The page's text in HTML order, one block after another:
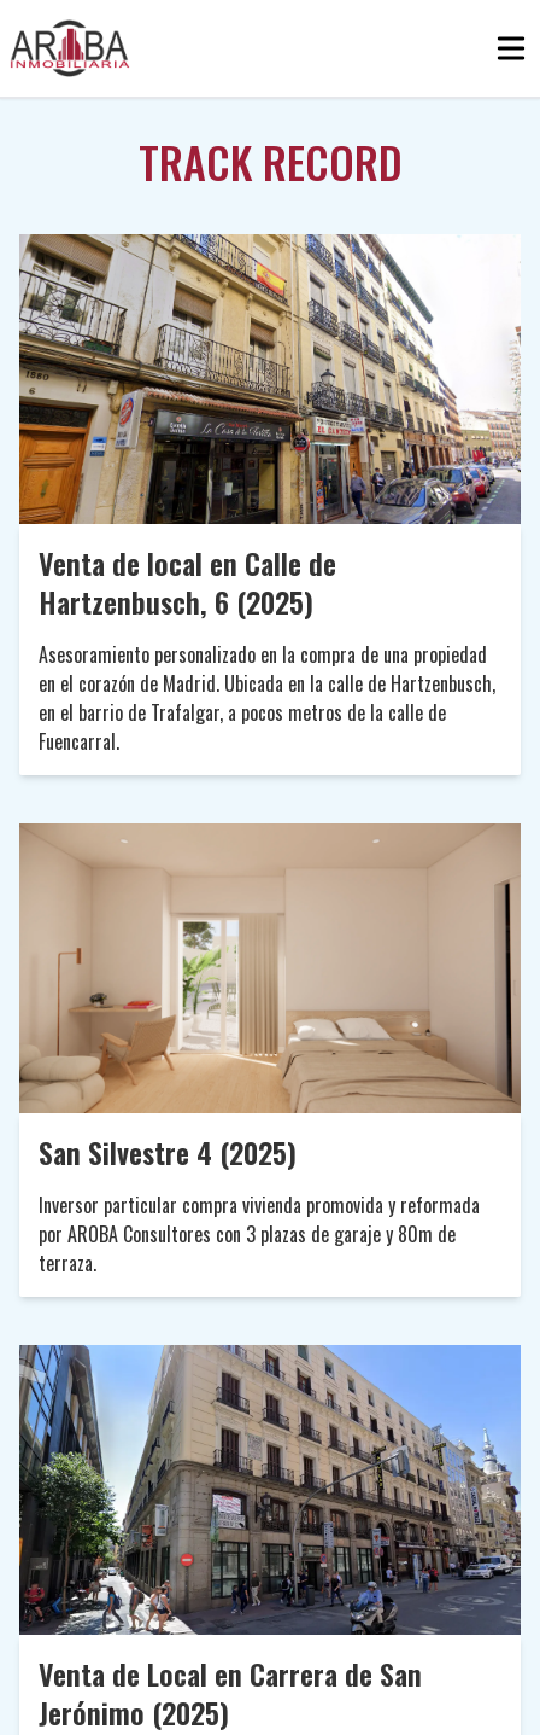
Skip to content
TRACK RECORD
Venta de local en Calle de
Hartzenbusch, 6 (2025)
Asesoramiento personalizado en la compra de una propiedad
en el corazón de Madrid. Ubicada en la calle de Hartzenbusch,
en el barrio de Trafalgar, a pocos metros de la calle de
Fuencarral.
San Silvestre 4 (2025)
Inversor particular compra vivienda promovida y reformada
por AROBA Consultores con 3 plazas de garaje y 80m de
terraza.
Venta de Local en Carrera de San
Jerónimo (2025)